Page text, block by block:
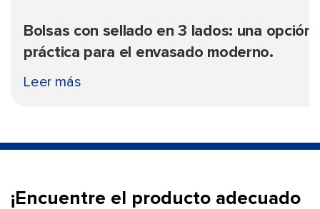
Bolsas con sellado en 3 lados: una opción
práctica para el envasado moderno.
Leer más
¡Encuentre el producto adecuado